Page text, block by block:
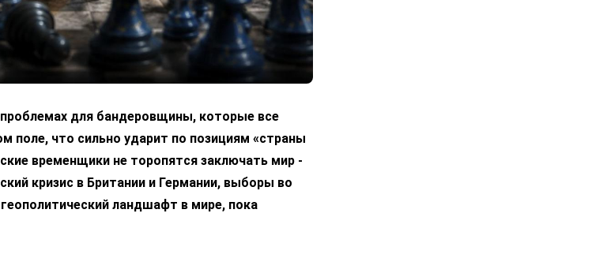
для бандеровщины, которые все
поле, что сильно ударит по позициям «страны
временщики не торопятся заключать мир -
кризис в Британии и Германии, выборы во
ландшафт в мире, пока